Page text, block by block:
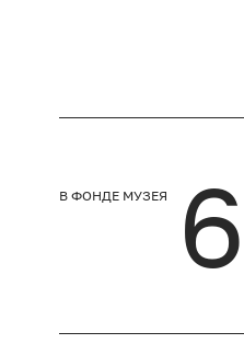
В ФОНДЕ МУЗЕЯ